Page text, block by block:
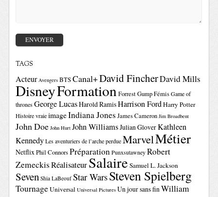
TAGS
Acteur Avengers BTSCanal+David FincherDavid Mills
DisneyFormationForrest GumpFémis Game of
thrones George LucasHarold RamisHarrison FordHarry Potter
Histoire vraie imageIndiana Jones James Cameron Jim Broadbent
John Doe John Hurt John WilliamsJulian GloverKathleen
Kennedy Les aventuriers de l’arche perdue MarvelMétier
NetflixPhil ConnorsPréparation Punxsutawney Robert
ZemeckisRéalisateurSalaire Samuel L. Jackson
Seven Shia LaBeouf Star WarsSteven Spielberg
TournageUniversal Universal Pictures Un jour sans finWilliam